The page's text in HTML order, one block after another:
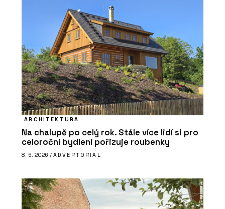
ARCHITEKTURA
Na chalupě po celý rok. Stále více lidí si pro
celoroční bydlení pořizuje roubenky
8. 6. 2026 / ADVERTORIAL